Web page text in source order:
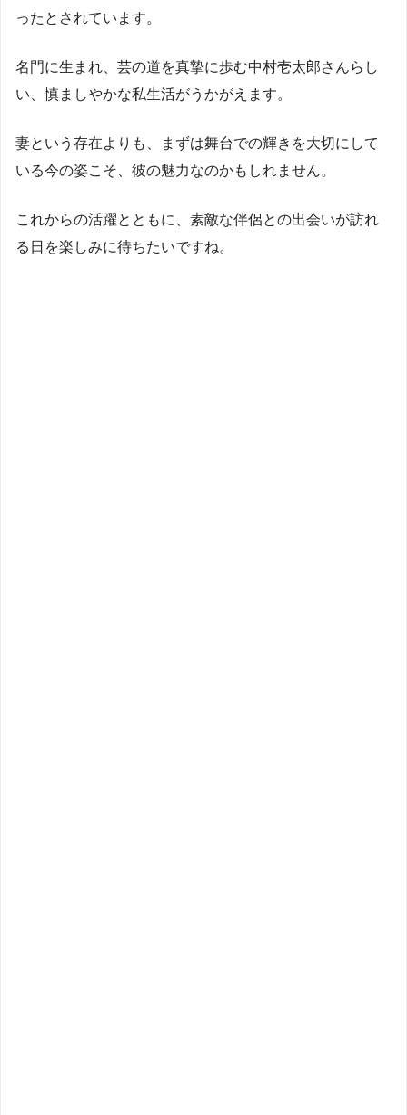
ったとされています。
名門に生まれ、芸の道を真摯に歩む中村壱太郎さんらし
い、慎ましやかな私生活がうかがえます。
妻という存在よりも、まずは舞台での輝きを大切にして
いる今の姿こそ、彼の魅力なのかもしれません。
これからの活躍とともに、素敵な伴侶との出会いが訪れ
る日を楽しみに待ちたいですね。